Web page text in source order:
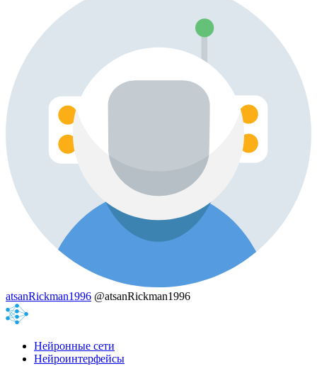
atsanRickman1996 @atsanRickman1996
Нейронные сети
Нейроинтерфейсы